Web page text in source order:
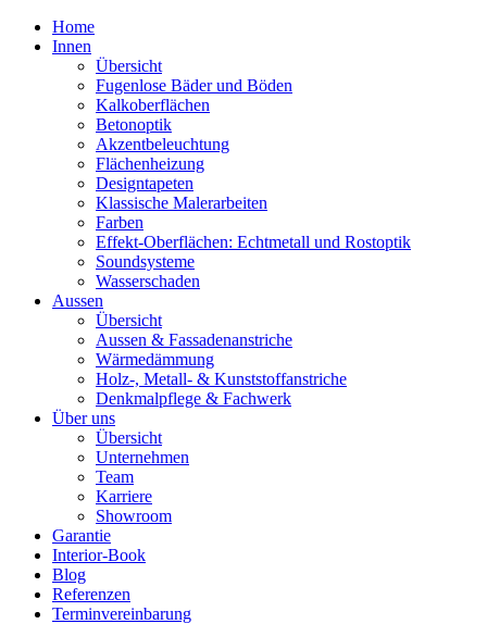
Home
Innen
Übersicht
Fugenlose Bäder und Böden
Kalkoberflächen
Betonoptik
Akzentbeleuchtung
Flächenheizung
Designtapeten
Klassische Malerarbeiten
Farben
Effekt-Oberflächen: Echtmetall und Rostoptik
Soundsysteme
Wasserschaden
Aussen
Übersicht
Aussen & Fassadenanstriche
Wärmedämmung
Holz-, Metall- & Kunststoffanstriche
Denkmalpflege & Fachwerk
Über uns
Übersicht
Unternehmen
Team
Karriere
Showroom
Garantie
Interior-Book
Blog
Referenzen
Terminvereinbarung